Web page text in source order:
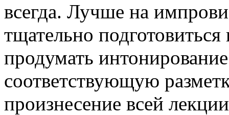
всегда. Лучше на
тщательно
продумать интонирование
соответствующую
произнесение всей